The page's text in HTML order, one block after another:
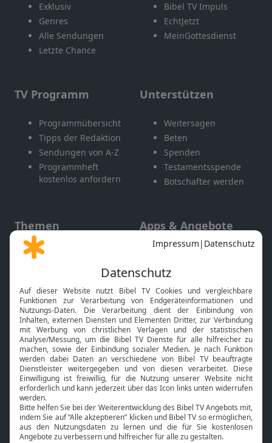
Exklusiv
Genres
Alle Sendungen
Letzte Chance
Bibel TV Impuls
EchtJetzt
MeinGottesdienst
TV Programm
Programmübersicht
Tipps der Redaktion
Sendungen von A-Z
Programmheft
kostenlos anfordern
Unterstützen
Weitersagen
Beten
Spenden
Testamentsspende
Botschafter werden
Themen
Gott und Bibel erklärt
Neuigkeiten
Apps & Angebote
Mobile App
Smart TV
HbbTV
Bibelthek Online-Bibel
Nächster Gottesdienst
Bibel TV
Über uns
Jobs
Service
Kontakt
TV-Empfang